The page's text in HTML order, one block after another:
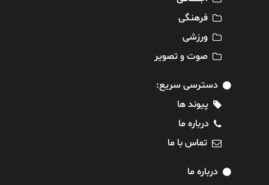
فرهنگی
ورزشی
صوت و تصویر
دسترسی سریع:
پیوند ها
درباره ما
تماس با ما
درباره ما